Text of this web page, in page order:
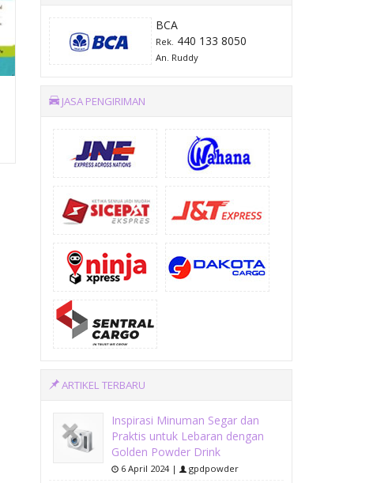
BCA
Rek. 440 133 8050
An. Ruddy
JASA PENGIRIMAN
ARTIKEL TERBARU
Inspirasi Minuman Segar dan
Praktis untuk Lebaran dengan
Golden Powder Drink
6 April 2024 | gpdpowder